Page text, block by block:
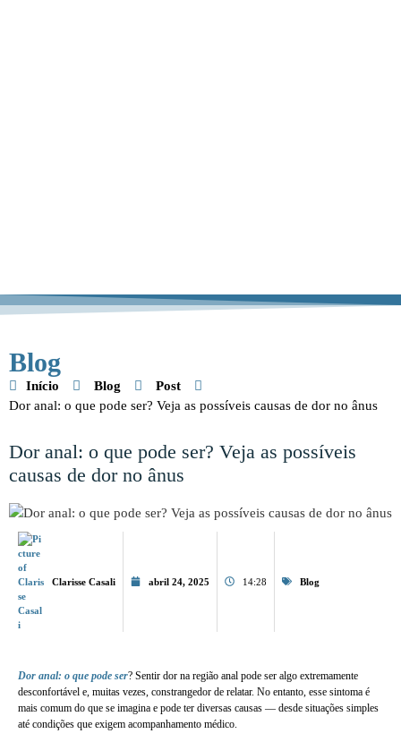
Blog
Início Blog
Post
Dor anal: o que pode ser? Veja as possíveis causas de dor no ânus
Dor anal: o que pode ser? Veja as possíveis
causas de dor no ânus
Clarisse Casali abril 24, 2025 14:28 Blog
Dor anal: o que pode ser? Sentir dor na região anal pode ser algo extremamente
desconfortável e, muitas vezes, constrangedor de relatar. No entanto, esse sintoma é
mais comum do que se imagina e pode ter diversas causas — desde situações simples
até condições que exigem acompanhamento médico.